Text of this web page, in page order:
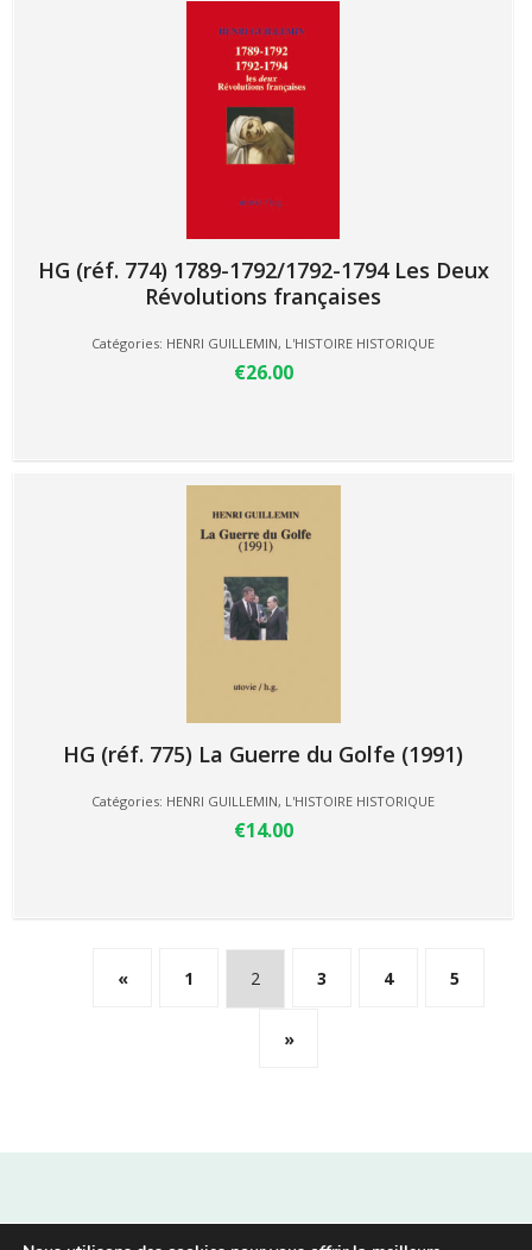
HG (réf. 774) 1789-1792/1792-1794 Les Deux
Révolutions françaises
Catégories: HENRI GUILLEMIN, L'HISTOIRE HISTORIQUE
€26.00
HG (réf. 775) La Guerre du Golfe (1991)
Catégories: HENRI GUILLEMIN, L'HISTOIRE HISTORIQUE
€14.00
« 1 2 3 4 5
»